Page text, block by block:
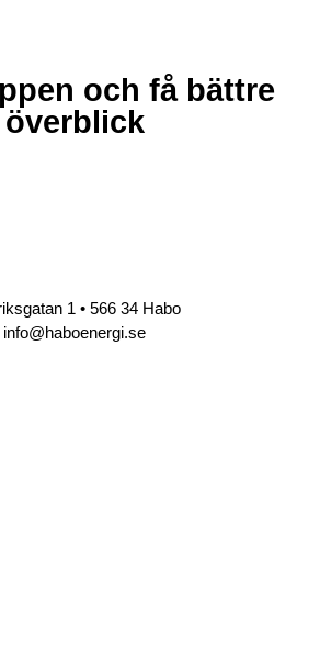
och få bättre
överblick
1 • 566 34 Habo
info@haboenergi.se